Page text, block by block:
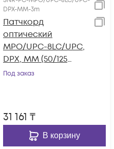
DPX-MM-3m
Патчкорд
оптический
MPO/UPC-8LC/UPC,
DPX, MM (50/125
OM3), 3 метра
Под заказ
31 161 ₸
В корзину